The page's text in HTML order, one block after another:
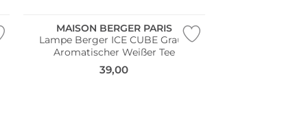
MAISON BERGER PARIS
Lampe Berger ICE CUBE Grau -
Aromatischer Weißer Tee
39,00